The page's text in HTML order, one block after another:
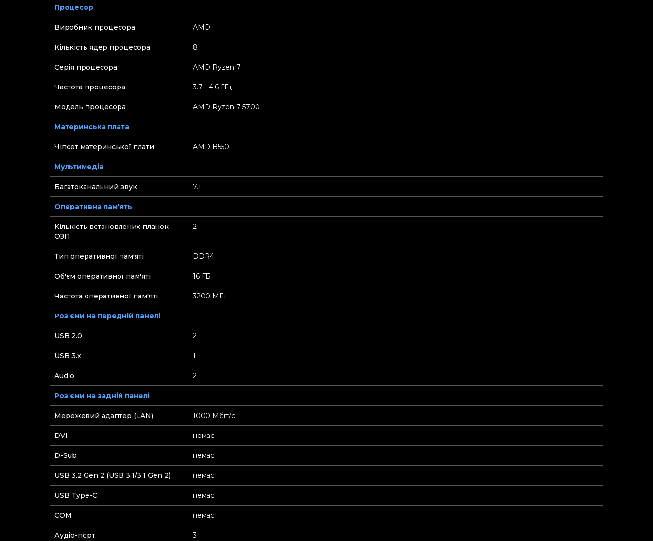
Процесор
Виробник процесора AMD
Кількість ядер процесора 8
Серія процесора AMD Ryzen 7
Частота процесора 3.7 - 4.6 ГГц
Модель процесора AMD Ryzen 7 5700
Материнська плата
Чіпсет материнської плати AMD B550
Мультимедіа
Багатоканальний звук 7.1
Оперативна пам'ять
Кількість встановлених планок
ОЗП
2
Тип оперативної пам'яті DDR4
Об'єм оперативної пам'яті 16 ГБ
Частота оперативної пам'яті 3200 МГц
Роз'єми на передній панелі
USB 2.0 2
USB 3.x 1
Audio 2
Роз'єми на задній панелі
Мережевий адаптер (LAN) 1000 Мбіт/с
DVI немає
D-Sub немає
USB 3.2 Gen 2 (USB 3.1/3.1 Gen 2) немає
USB Type-C немає
СOM немає
Аудіо-порт 3